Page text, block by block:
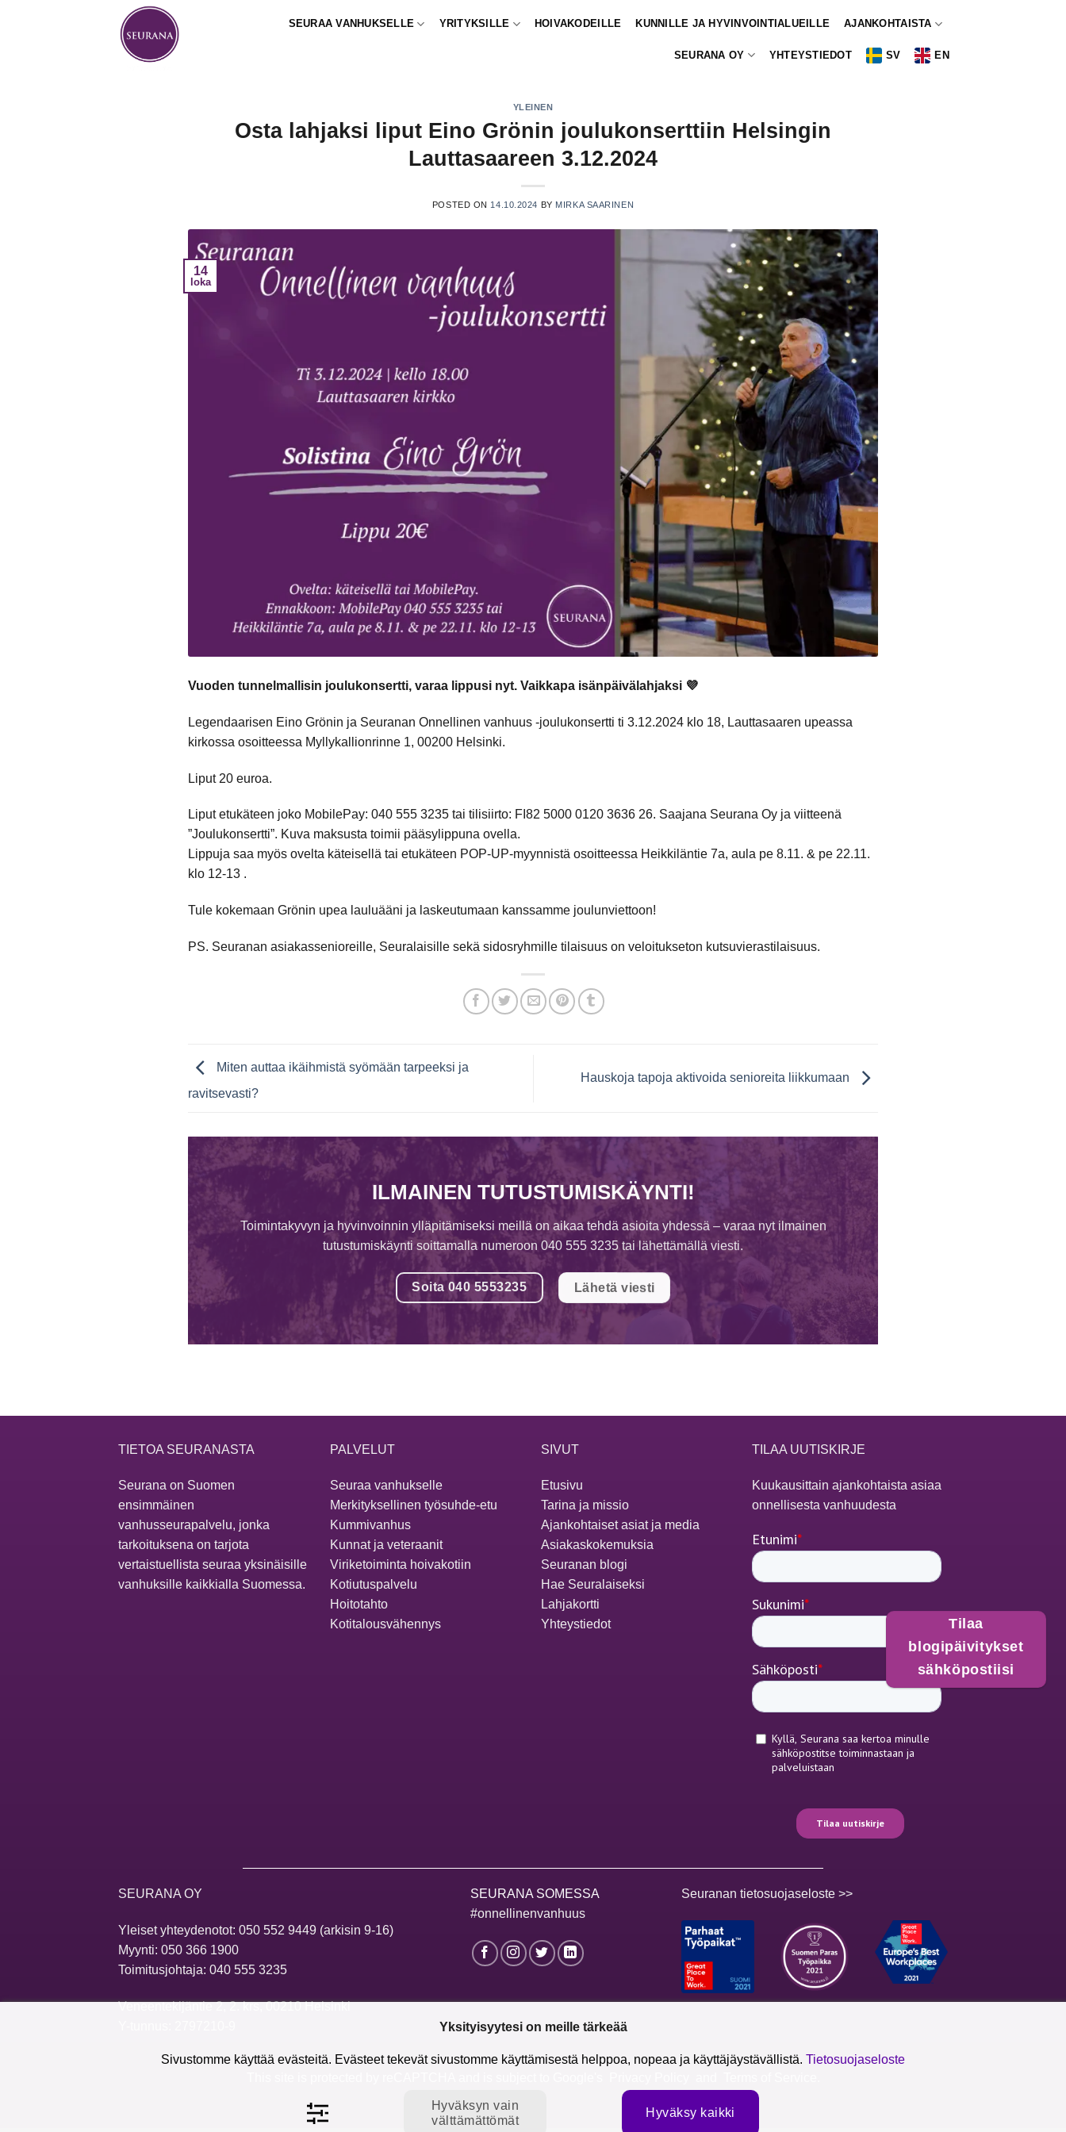
SEURAA VANHUKSELLE YRITYKSILLE HOIVAKODEILLE KUNNILLE JA HYVINVOINTIALUEILLE AJANKOHTAISTA
SEURANA OY YHTEYSTIEDOT SV EN
YLEINEN
Osta lahjaksi liput Eino Grönin joulukonserttiin Helsingin
Lauttasaareen 3.12.2024
POSTED ON 14.10.2024 BY MIRKA SAARINEN
14
loka
Vuoden tunnelmallisin joulukonsertti, varaa lippusi nyt. Vaikkapa isänpäivälahjaksi 💜
Legendaarisen Eino Grönin ja Seuranan Onnellinen vanhuus -joulukonsertti ti 3.12.2024 klo 18, Lauttasaaren upeassa
kirkossa osoitteessa Myllykallionrinne 1, 00200 Helsinki.
Liput 20 euroa.
Liput etukäteen joko MobilePay: 040 555 3235 tai tilisiirto: FI82 5000 0120 3636 26. Saajana Seurana Oy ja viitteenä
”Joulukonsertti”. Kuva maksusta toimii pääsylippuna ovella.
Lippuja saa myös ovelta käteisellä tai etukäteen POP-UP-myynnistä osoitteessa Heikkiläntie 7a, aula pe 8.11. & pe 22.11.
klo 12-13 .
Tule kokemaan Grönin upea lauluääni ja laskeutumaan kanssamme joulunviettoon!
PS. Seuranan asiakassenioreille, Seuralaisille sekä sidosryhmille tilaisuus on veloitukseton kutsuvierastilaisuus.
Miten auttaa ikäihmistä syömään tarpeeksi ja
ravitsevasti?
Hauskoja tapoja aktivoida senioreita liikkumaan
Tilaa
blogipäivitykset
sähköpostiisi
ILMAINEN TUTUSTUMISKÄYNTI!
Toimintakyvyn ja hyvinvoinnin ylläpitämiseksi meillä on aikaa tehdä asioita yhdessä – varaa nyt ilmainen
tutustumiskäynti soittamalla numeroon 040 555 3235 tai lähettämällä viesti.
Soita 040 5553235 Lähetä viesti
TIETOA SEURANASTA
Seurana on Suomen
ensimmäinen
vanhusseurapalvelu, jonka
tarkoituksena on tarjota
vertaistuellista seuraa yksinäisille
vanhuksille kaikkialla Suomessa.
PALVELUT
Seuraa vanhukselle
Merkityksellinen työsuhde-etu
Kummivanhus
Kunnat ja veteraanit
Viriketoiminta hoivakotiin
Kotiutuspalvelu
Hoitotahto
Kotitalousvähennys
SIVUT
Etusivu
Tarina ja missio
Ajankohtaiset asiat ja media
Asiakaskokemuksia
Seuranan blogi
Hae Seuralaiseksi
Lahjakortti
Yhteystiedot
TILAA UUTISKIRJE
Kuukausittain ajankohtaista asiaa
onnellisesta vanhuudesta
SEURANA OY
Yleiset yhteydenotot:050 552 9449 (arkisin 9-16)
Myynti:050 366 1900
Toimitusjohtaja:040 555 3235
Veneentekijäntie 2, 2. krs, 00210 Helsinki
SEURANA SOMESSA
#onnellinenvanhuus
Seuranan tietosuojaseloste >>
Yksityisyytesi on meille tärkeää
Sivustomme käyttää evästeitä. Evästeet tekevät sivustomme käyttämisestä helppoa, nopeaa ja käyttäjäystävällistä. Tietosuojaseloste
Hyväksy kaikki
Hyväksyn vain
välttämättömät